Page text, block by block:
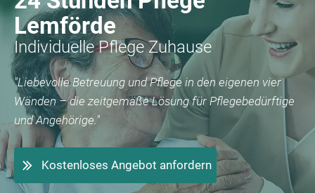
Lemförde
Individuelle Pflege Zuhause
"Liebevolle Betreuung und Pflege in den eigenen vier
Wänden – die zeitgemäße Lösung für Pflegebedürftige
und Angehörige."
Kostenloses Angebot anfordern